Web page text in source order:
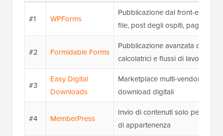
#1 WPForms
Pubblicazione dal front-end
file, post degli ospiti,
#2 Formidable Forms
Pubblicazione avanzata dal
calcolatrici e flussi di lavoro
#3
Easy Digital
Downloads
Marketplace multi-vendor e
download digitali
#4 MemberPress
Invio di contenuti solo per
di appartenenza